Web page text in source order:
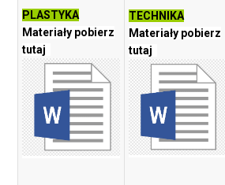
PLASTYKA
Materiały pobierz
tutaj
TECHNIKA
Materiały pobierz
tutaj